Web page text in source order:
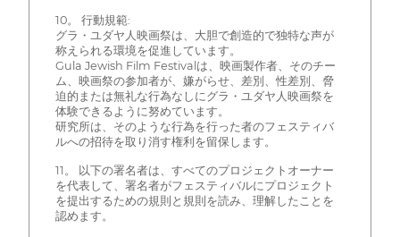
10。 行動規範:
グラ・ユダヤ人映画祭は、大胆で創造的で独特な声が
称えられる環境を促進しています。
Gula Jewish Film Festivalは、映画製作者、そのチー
ム、映画祭の参加者が、嫌がらせ、差別、性差別、脅
迫的または無礼な行為なしにグラ・ユダヤ人映画祭を
体験できるように努めています。
研究所は、そのような行為を行った者のフェスティバ
ルへの招待を取り消す権利を留保します。
11。 以下の署名者は、すべてのプロジェクトオーナー
を代表して、署名者がフェスティバルにプロジェクト
を提出するための規則と規則を読み、理解したことを
認めます。